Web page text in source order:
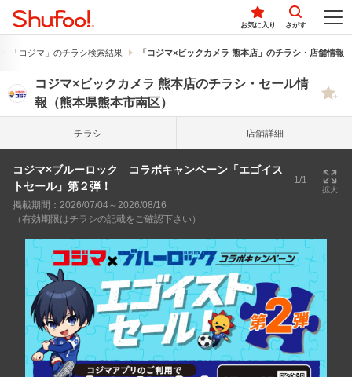
お気に入り さがす
「コジマ」のチラシ検索結果 「コジマ×ビックカメラ 熊本店」のチラシ・店舗情報
コジマ×ビックカメラ 熊本店のチラシ・セール情
報（熊本県熊本市南区）
チラシ 店舗詳細
コジマ×ブルーロック コラボキャンペーン「エゴイス
トセール」第２弾！
1/1
拡大
掲載期間：2026/07/04～2026/08/16
（有効期限はチラシの記載をご確認下さい）